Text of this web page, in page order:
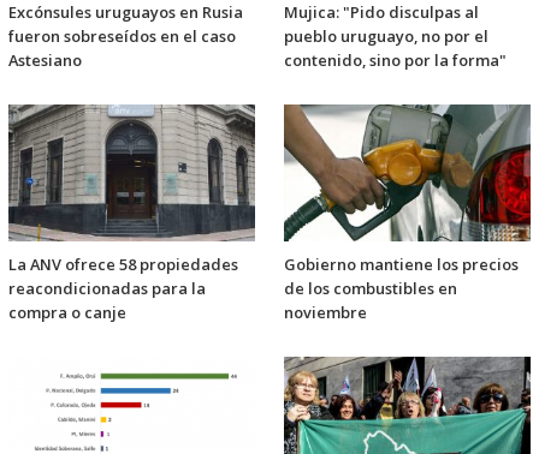
Excónsules uruguayos en Rusia
fueron sobreseídos en el caso
Astesiano
Mujica: "Pido disculpas al
pueblo uruguayo, no por el
contenido, sino por la forma"
La ANV ofrece 58 propiedades
reacondicionadas para la
compra o canje
Gobierno mantiene los precios
de los combustibles en
noviembre